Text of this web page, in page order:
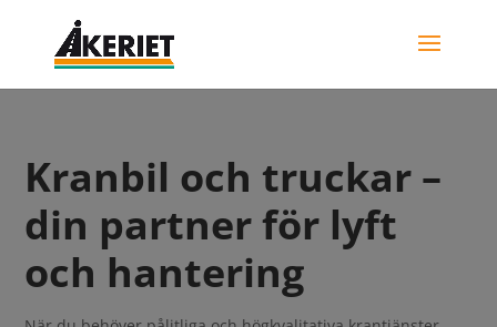
Kranbil och truckar –
din partner för lyft
och hantering